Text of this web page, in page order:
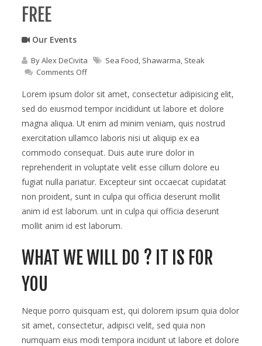
FREE
Our Events
ByAlex DeCivita Sea Food, Shawarma, Steak
Comments Offon
two
and
get
one
Lorem ipsum dolor sit amet, consectetur adipisicing elit,
sed do eiusmod tempor incididunt ut labore et dolore
magna aliqua. Ut enim ad minim veniam, quis nostrud
exercitation ullamco laboris nisi ut aliquip ex ea
commodo consequat. Duis aute irure dolor in
reprehenderit in voluptate velit esse cillum dolore eu
fugiat nulla pariatur. Excepteur sint occaecat cupidatat
non proident, sunt in culpa qui officia deserunt mollit
anim id est laborum. unt in culpa qui officia deserunt
mollit anim id est laborum.
WHAT WE WILL DO ? IT IS FOR
YOU
Neque porro quisquam est, qui dolorem ipsum quia dolor
sit amet, consectetur, adipisci velit, sed quia non
numquam eius modi tempora incidunt ut labore et dolore